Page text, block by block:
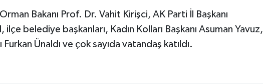
Bakanı Prof. Dr. Vahit Kirişci, AK Parti İl Başkanı
belediye başkanları, Kadın Kolları Başkanı Asuman Yavuz,
Furkan Ünaldı ve çok sayıda vatandaş katıldı.